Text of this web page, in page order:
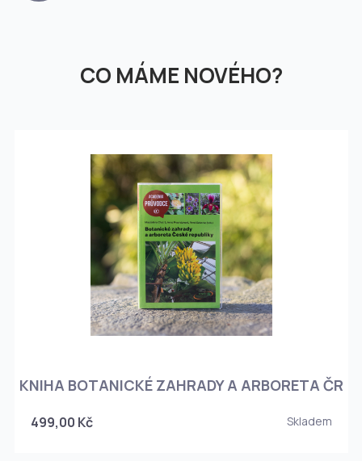
CO MÁME NOVÉHO?
KNIHA BOTANICKÉ ZAHRADY A ARBORETA ČR
499,00 Kč Skladem